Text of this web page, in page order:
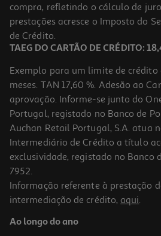
compra, refletindo o cálculo de
prestações acresce o Imposto do
de Crédito.
TAEG DO CARTÃO DE CRÉDITO:
Exemplo para um limite de crédito
meses. TAN 17,60 %. Adesão ao
aprovação. Informe-se junto do
Portugal, registado no Banco de
Auchan Retail Portugal, S.A. atua
Intermediário de Crédito a título
exclusividade, registado no Banco
7952.
Informação referente à prestação
intermediação de crédito, aqui.
Ao longo do ano